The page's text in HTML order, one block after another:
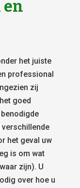
het juiste
professional
zij
goed
verschillende
het geval uw
is om wat
zijn). U
over hoe u